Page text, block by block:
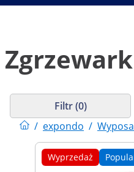
/ expondo /
Filtr (0)
Wyprzedaż